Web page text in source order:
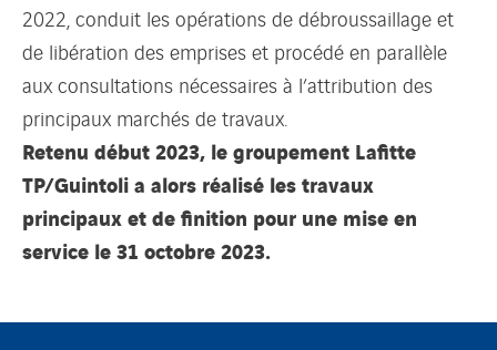
2022, conduit les opérations de débroussaillage et
de libération des emprises et procédé en parallèle
aux consultations nécessaires à l’attribution des
principaux marchés de travaux.
Retenu début 2023, le groupement Lafitte
TP/Guintoli a alors réalisé les travaux
principaux et de finition pour une mise en
service le 31 octobre 2023.